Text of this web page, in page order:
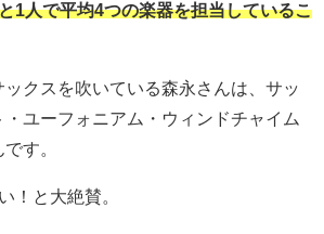
1人で平均4つの楽器を担当しているこ
クスを吹いている森永さんは、サッ
ユーフォニアム・ウィンドチャイム
す。
！と大絶賛。